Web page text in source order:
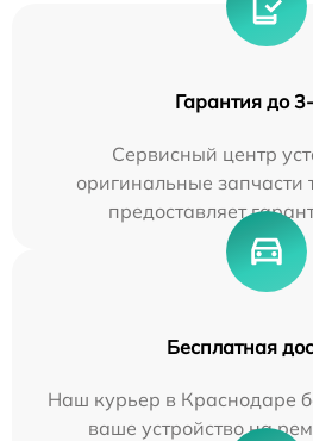
Гарантия до
Сервисный центр
оригинальные запчасти
предоставляет
Бесплатная
Наш курьер в Краснодаре
ваше устройство на